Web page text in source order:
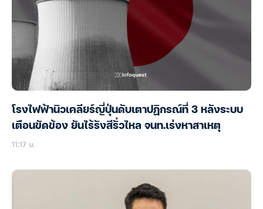
โรงไฟฟ้านิวเคลียร์ญี่ปุ่นดับเตาปฏิกรณ์ที่ 3 หลังระบบ
เตือนขัดข้อง ยันไร้รังสีรั่วไหล จนท.เร่งหาสาเหตุ
11:17 น.